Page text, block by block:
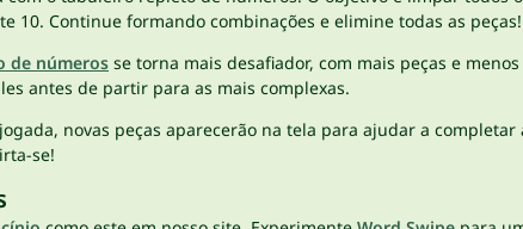
10. Continue formando combinações e elimine todas as peças!
de números se torna mais desafiador, com mais peças e
antes de partir para as mais complexas.
novas peças aparecerão na tela para ajudar a
se!